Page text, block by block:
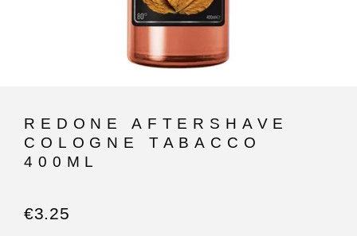
REDONE AFTERSHAVE
COLOGNE TABACCO
400ML
€3.25